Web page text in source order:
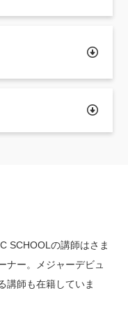
SCHOOLの講師はさま
ナー。メジャーデビュ
講師も在籍していま